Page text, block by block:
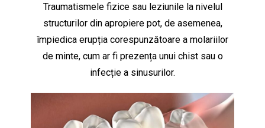
Traumatismele fizice sau leziunile la nivelul
structurilor din apropiere pot, de asemenea,
împiedica erupția corespunzătoare a molariilor
de minte, cum ar fi prezența unui chist sau o
infecție a sinusurilor.